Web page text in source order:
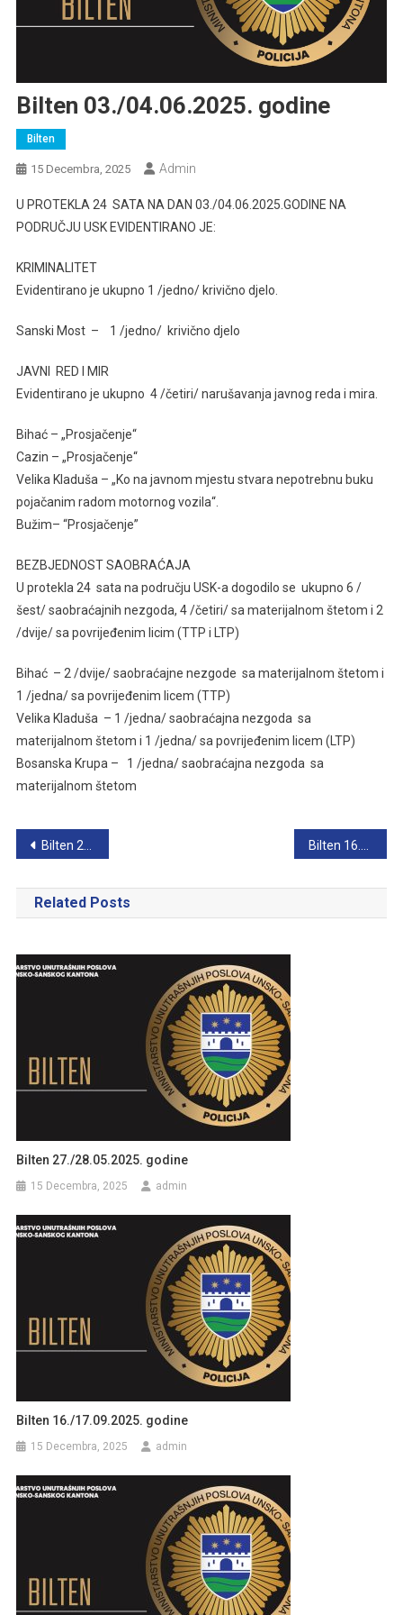
Bilten 03./04.06.2025. godine
Bilten
15 Decembra, 2025 Admin
U PROTEKLA 24 SATA NA DAN 03./04.06.2025.GODINE NA
PODRUČJU USK EVIDENTIRANO JE:
KRIMINALITET
Evidentirano je ukupno 1 /jedno/ krivično djelo.
Sanski Most – 1 /jedno/ krivično djelo
JAVNI RED I MIR
Evidentirano je ukupno 4 /četiri/ narušavanja javnog reda i mira.
Bihać – „Prosjačenje“
Cazin – „Prosjačenje“
Velika Kladuša – „Ko na javnom mjestu stvara nepotrebnu buku
pojačanim radom motornog vozila“.
Bužim– “Prosjačenje”
BEZBJEDNOST SAOBRAĆAJA
U protekla 24 sata na području USK-a dogodilo se ukupno 6 /
šest/ saobraćajnih nezgoda, 4 /četiri/ sa materijalnom štetom i 2
/dvije/ sa povrijeđenim licim (TTP i LTP)
Bihać – 2 /dvije/ saobraćajne nezgode sa materijalnom štetom i
1 /jedna/ sa povrijeđenim licem (TTP)
Velika Kladuša – 1 /jedna/ saobraćajna nezgoda sa
materijalnom štetom i 1 /jedna/ sa povrijeđenim licem (LTP)
Bosanska Krupa – 1 /jedna/ saobraćajna nezgoda sa
materijalnom štetom
Navigacija
članaka
Bilten 27./28.05.2025. godine
Related Posts
Bilten 27./28.05.2025. godine
15 Decembra, 2025 admin
Bilten 16./17.09.2025. godine
15 Decembra, 2025 admin